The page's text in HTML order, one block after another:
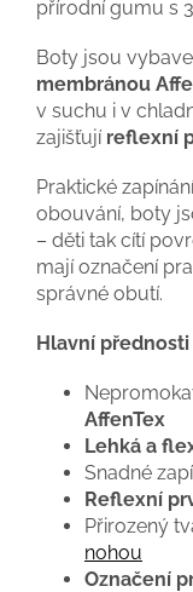
přírodní gumu s
Boty jsou
membránou
v suchu i v
zajišťují reflexní
Praktické
obouvání, boty
– děti tak cítí
mají označení
správné obutí.
Hlavní
AffenTex
Lehká a
Snadné
Reflexní
Přirozený
nohou
Označení